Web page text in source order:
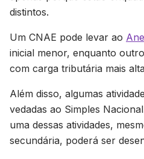
distintos.
Um CNAE pode levar ao
inicial menor, enquanto
com carga tributária mais
Além disso, algumas
vedadas ao Simples
uma dessas atividades,
secundária, poderá ser